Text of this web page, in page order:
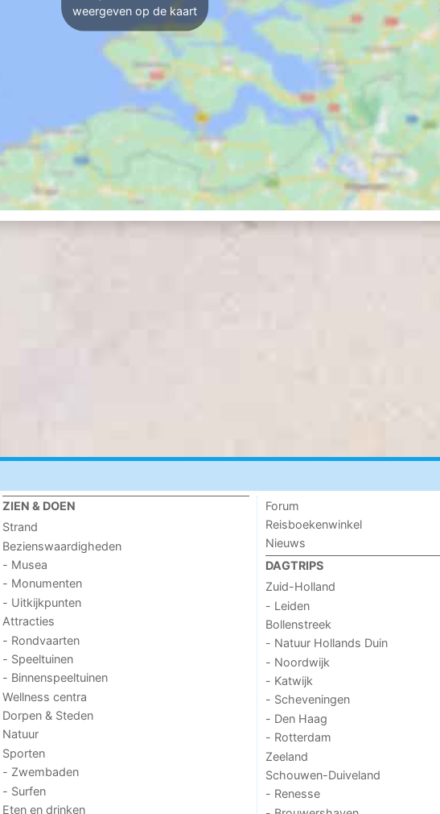
weergeven op de kaart
ZIEN & DOEN
Strand
Bezienswaardigheden
- Musea
- Monumenten
- Uitkijkpunten
Attracties
- Rondvaarten
- Speeltuinen
- Binnenspeeltuinen
Wellness centra
Dorpen & Steden
Natuur
Sporten
- Zwembaden
- Surfen
Eten en drinken
Forum
Reisboekenwinkel
Nieuws
DAGTRIPS
Zuid-Holland
- Leiden
Bollenstreek
- Natuur Hollands Duin
- Noordwijk
- Katwijk
- Scheveningen
- Den Haag
- Rotterdam
Zeeland
Schouwen-Duiveland
- Renesse